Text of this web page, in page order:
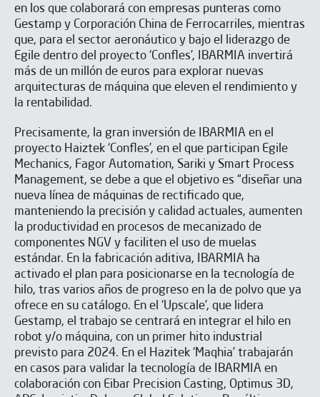
en los que colaborará con empre­sas punteras como
Gestamp y Corpo­ración China de Fe­rrocarriles, mien­tras
que, para el sector aero­náutico y bajo el li­derazgo de
Egile dentro del proyecto ‘Confles’, IBARMIA invertirá
más de un millón de euros pa­ra explorar nuevas
arquitecturas de máquina que ele­ven el rendimiento y
la rentabilidad.
Precisamente, la gran inversión de IBARMIA en el
proyecto Haiz­tek ‘Confles’, en el que par­ticipan Egile
Mechanics, Fa­gor Automation, Sariki y Smart Process
Manage­ment, se debe a que el ob­jetivo es “diseñar una
nue­va línea de máquinas de rectificado que,
mantenien­do la precisión y calidad ac­tuales, aumenten
la pro­ductividad en procesos de mecanizado de
componen­tes NGV y faciliten el uso de muelas
estándar. En la fabricación aditiva, IBARMIA ha
activado el plan para posicionarse en la tec­nología de
hilo, tras varios años de progreso en la de polvo que ya
ofrece en su catálogo. En el ‘Upscale’, que lidera
Gestamp, el tra­bajo se centrará en integrar el hilo en
robot y/o máqui­na, con un primer hito in­dustrial
previsto para 2024. En el Hazitek ‘Maqhia’ trabajarán
en casos para validar la tecnología de IBARMIA en
colaboración con Eibar Precision Casting, Optimus 3D,